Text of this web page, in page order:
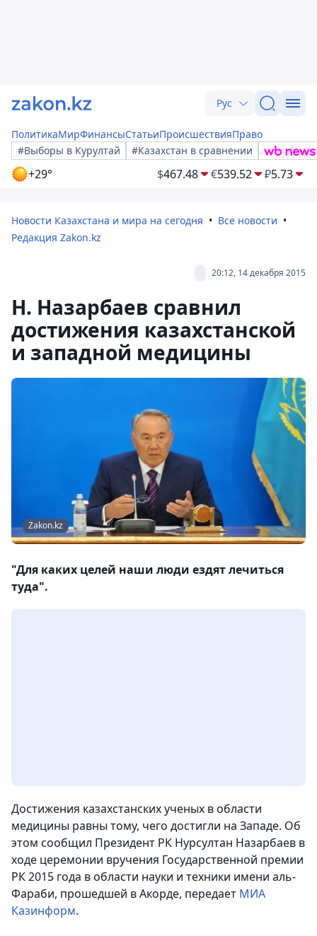
Рус
ПолитикаМирФинансыСтатьиПроисшествияПраво
#Выборы в Курултай
#Казахстан в сравнении
+29° $467.48 €539.52 ₽5.73
Новости Казахстана и мира на сегодня
Все новости
Редакция Zakon.kz
20:12, 14 декабря 2015
Н. Назарбаев сравнил
достижения казахстанской
и западной медицины
Zakon.kz
"Для каких целей наши люди ездят лечиться
туда".
Достижения казахстанских ученых в области
медицины равны тому, чего достигли на Западе. Об
этом сообщил Президент РК Нурсултан Назарбаев в
ходе церемонии вручения Государственной премии
РК 2015 года в области науки и техники имени аль-
Фараби, прошедшей в Акорде, передает МИА
Казинформ.